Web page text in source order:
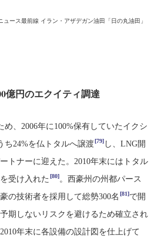
ュース最前線 イラン・アザデガン油田「日の丸油田」
億円のエクイティ調達
め、2006年に100%保有していたイクシ
ち24%を仏トタルへ譲渡[79] し、LNG開
トナーに迎えた。2010年末にはトタル
受け入れた [80]。西豪州の州都パース
の技術者を採用して総勢300名 [81]で開
期しないリスクを避けるため確立され
年末に各設備の設計図を仕上げて